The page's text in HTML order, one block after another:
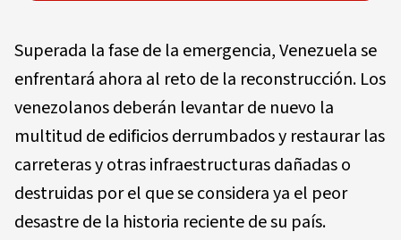
Superada la fase de la emergencia, Venezuela se
enfrentará ahora al reto de la reconstrucción. Los
venezolanos deberán levantar de nuevo la
multitud de edificios derrumbados y restaurar las
carreteras y otras infraestructuras dañadas o
destruidas por el que se considera ya el peor
desastre de la historia reciente de su país.